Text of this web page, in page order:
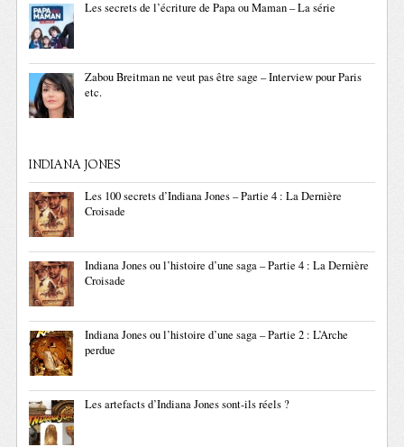
Les secrets de l’écriture de Papa ou Maman – La série
Zabou Breitman ne veut pas être sage – Interview pour Paris
etc.
INDIANA JONES
Les 100 secrets d’Indiana Jones – Partie 4 : La Dernière
Croisade
Indiana Jones ou l’histoire d’une saga – Partie 4 : La Dernière
Croisade
Indiana Jones ou l’histoire d’une saga – Partie 2 : L’Arche
perdue
Les artefacts d’Indiana Jones sont-ils réels ?